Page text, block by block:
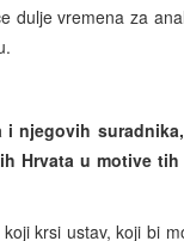
dulje vremena za
i njegovih
Hrvata u motive
krsi ustav, koji bi